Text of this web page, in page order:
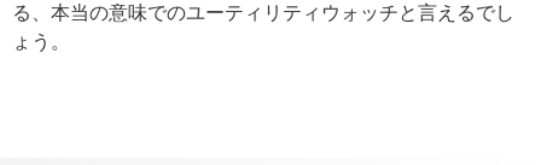
る、本当の意味でのユーティリティウォッチと言えるでし
ょう。